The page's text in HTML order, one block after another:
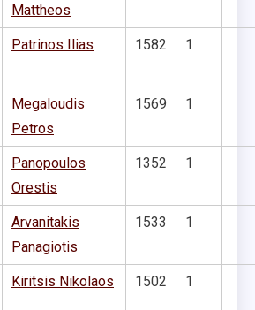
Mattheos
Patrinos Ilias 1582 1
Megaloudis
Petros
1569 1
Panopoulos
Orestis
1352 1
Arvanitakis
Panagiotis
1533 1
Kiritsis Nikolaos 1502 1